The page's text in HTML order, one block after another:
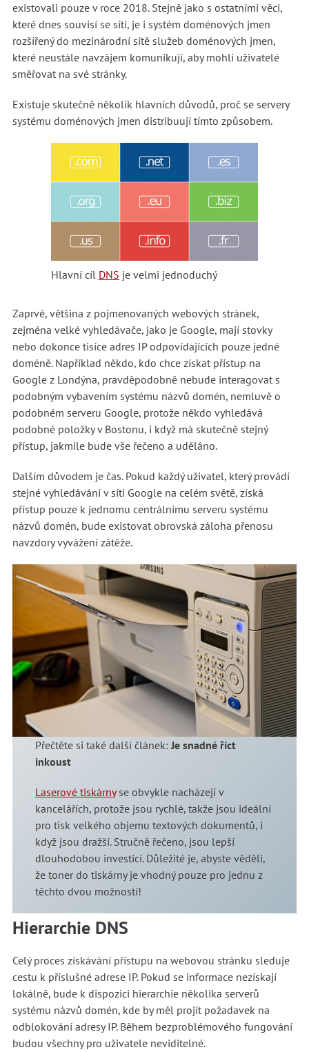
existovali pouze v roce 2018. Stejně jako s ostatními věci,
které dnes souvisí se sítí, je i systém doménových jmen
rozšířený do mezinárodní sítě služeb doménových jmen,
které neustále navzájem komunikují, aby mohli uživatelé
směřovat na své stránky.
Existuje skutečně několik hlavních důvodů, proč se servery
systému doménových jmen distribuují tímto způsobem.
Hlavní cíl DNS je velmi jednoduchý
Zaprvé, většina z pojmenovaných webových stránek,
zejména velké vyhledávače, jako je Google, mají stovky
nebo dokonce tisíce adres IP odpovídajících pouze jedné
doméně. Například někdo, kdo chce získat přístup na
Google z Londýna, pravděpodobně nebude interagovat s
podobným vybavením systému názvů domén, nemluvě o
podobném serveru Google, protože někdo vyhledává
podobné položky v Bostonu, i když má skutečně stejný
přístup, jakmile bude vše řečeno a uděláno.
Dalším důvodem je čas. Pokud každý uživatel, který provádí
stejné vyhledávání v síti Google na celém světě, získá
přístup pouze k jednomu centrálnímu serveru systému
názvů domén, bude existovat obrovská záloha přenosu
navzdory vyvážení zátěže.
Přečtěte si také další článek:Je snadné říct
inkoust
Laserové tiskárnyse obvykle nacházejí v
kancelářích, protože jsou rychlé, takže jsou ideální
pro tisk velkého objemu textových dokumentů, i
když jsou dražší. Stručně řečeno, jsou lepší
dlouhodobou investicí. Důležité je, abyste věděli,
že toner do tiskárny je vhodný pouze pro jednu z
těchto dvou možností!
Hierarchie DNS
Celý proces získávání přístupu na webovou stránku sleduje
cestu k příslušné adrese IP. Pokud se informace nezískají
lokálně, bude k dispozici hierarchie několika serverů
systému názvů domén, kde by měl projít požadavek na
odblokování adresy IP. Během bezproblémového fungování
budou všechny pro uživatele neviditelné.